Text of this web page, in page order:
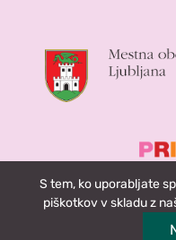
S tem, ko uporabljate
piškotkov v skladu z